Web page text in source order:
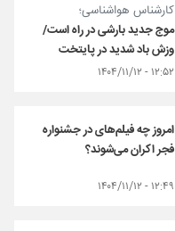
کارشناس هواشناسی؛
موج جدید بارشی در راه است/
وزش باد شدید در پایتخت
۱۲:۵۲ - ۱۴۰۴/۱۱/۱۲
امروز چه فیلم‌های در جشنواره
فجر اکران می‌شوند؟
۱۲:۴۹ - ۱۴۰۴/۱۱/۱۲